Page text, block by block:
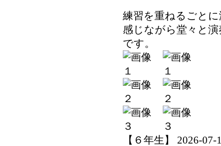
練習を重ねるごと
感じながら堂々と
です。
【６年生】 2026-07-